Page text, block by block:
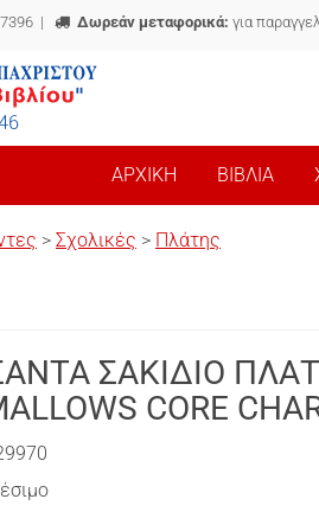
| Δωρεάν μεταφορικά: για
ΑΡΧΙΚΗ ΒΙΒΛΙΑ
> Σχολικές > Πλάτης
ΣΑΚΙΔΙΟ
CORE